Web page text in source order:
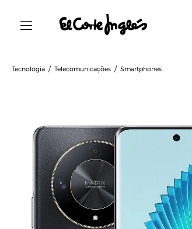
Tecnologia Telecomunicações Smartphones